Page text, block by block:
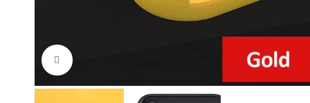
Cliquez pour agrandir